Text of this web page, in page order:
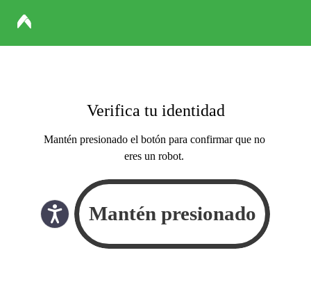
Verifica tu identidad
Mantén presionado el botón para confirmar que no
eres un robot.